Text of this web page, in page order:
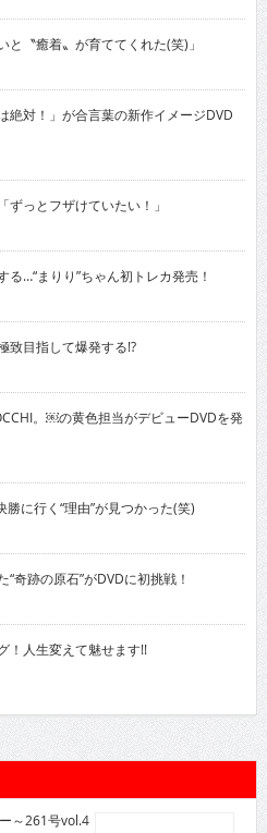
〝癒着〟が育ててくれた(笑)」
対！」が合言葉の新作イメージDVD
っとフザけていたい！」
…“まりり”ちゃん初トレカ発売！
目指して爆発する!?
。￼の黄色担当がデビューDVDを発
に行く“理由”が見つかった(笑)
奇跡の原石”がDVDに初挑戦！
！人生変えて魅せます!!
～261号vol.4